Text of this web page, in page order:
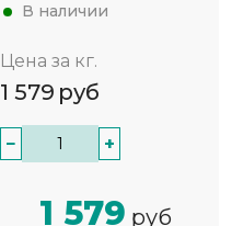
В наличии
Цена за кг.
1 579 руб
− +
1 579 руб